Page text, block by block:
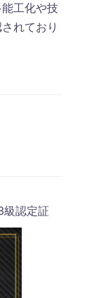
工化や技
れており
級認定証